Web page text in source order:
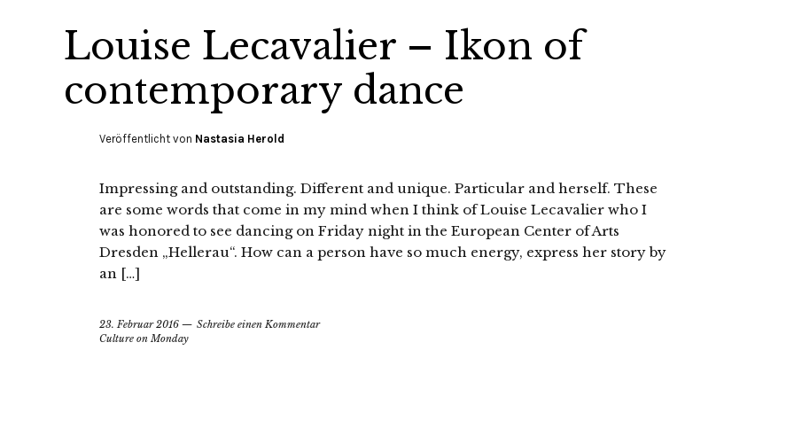
Louise Lecavalier – Ikon of
contemporary dance
Veröffentlicht von Nastasia Herold
Impressing and outstanding. Different and unique. Particular and herself. These
are some words that come in my mind when I think of Louise Lecavalier who I
was honored to see dancing on Friday night in the European Center of Arts
Dresden „Hellerau“. How can a person have so much energy, express her story by
an […]
23. Februar 2016
Schreibe einen Kommentar
Culture on Monday